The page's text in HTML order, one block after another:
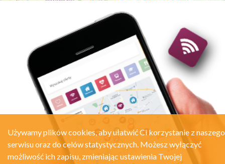
Używamy plików cookies, aby ułatwić Ci korzystanie z naszego
serwisu oraz do celów statystycznych. Możesz wyłączyć
możliwość ich zapisu, zmieniając ustawienia Twojej